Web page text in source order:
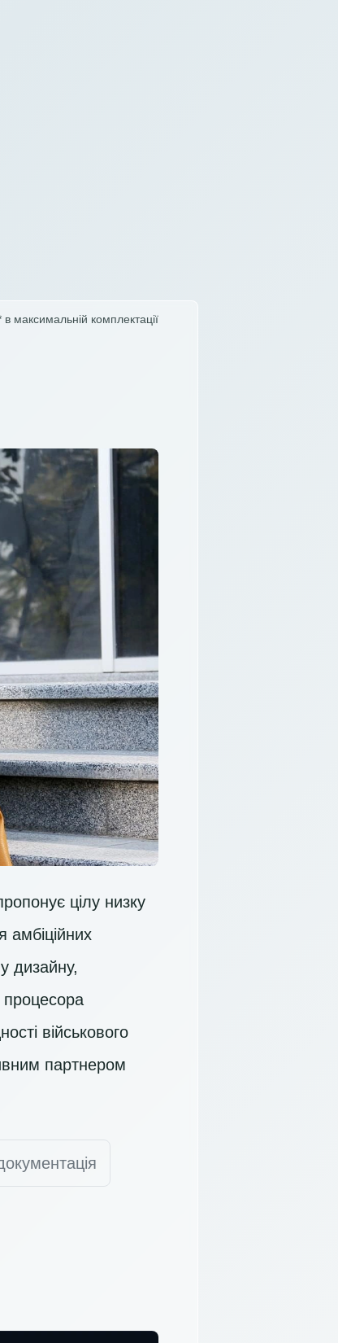
в максимальній комплектації
цілу низку
амбіційних
дизайну,
процесора
військового
партнером